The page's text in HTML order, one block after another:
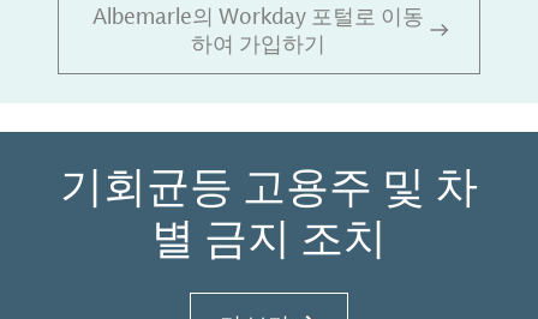
Albemarle의 Workday 포털로 이동
하여 가입하기
기회균등 고용주 및 차
별 금지 조치